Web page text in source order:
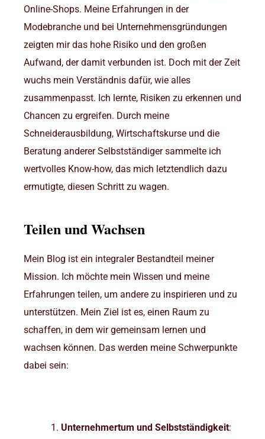
Online-Shops. Meine Erfahrungen in der
Modebranche und bei Unternehmensgründungen
zeigten mir das hohe Risiko und den großen
Aufwand, der damit verbunden ist. Doch mit der Zeit
wuchs mein Verständnis dafür, wie alles
zusammenpasst. Ich lernte, Risiken zu erkennen und
Chancen zu ergreifen. Durch meine
Schneiderausbildung, Wirtschaftskurse und die
Beratung anderer Selbstständiger sammelte ich
wertvolles Know-how, das mich letztendlich dazu
ermutigte, diesen Schritt zu wagen.
Teilen und Wachsen
Mein Blog ist ein integraler Bestandteil meiner
Mission. Ich möchte mein Wissen und meine
Erfahrungen teilen, um andere zu inspirieren und zu
unterstützen. Mein Ziel ist es, einen Raum zu
schaffen, in dem wir gemeinsam lernen und
wachsen können. Das werden meine Schwerpunkte
dabei sein:
Unternehmertum und Selbstständigkeit: